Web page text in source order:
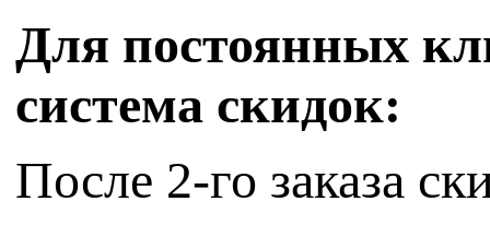
Для постоянных
система скидок:
После 2-го заказа